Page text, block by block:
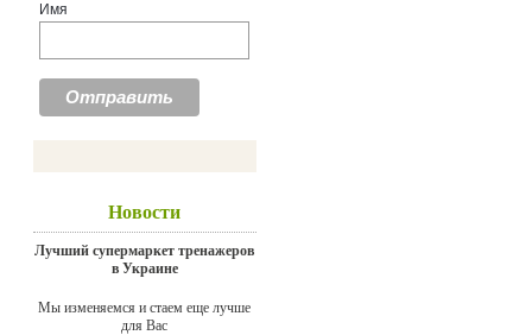
Имя
Новости
Лучший супермаркет тренажеров
в Украине
Мы изменяемся и стаем еще лучше
для Вас